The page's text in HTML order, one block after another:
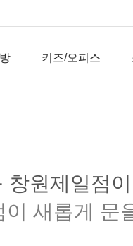
키즈/오피스
창원제일점
새롭게 문